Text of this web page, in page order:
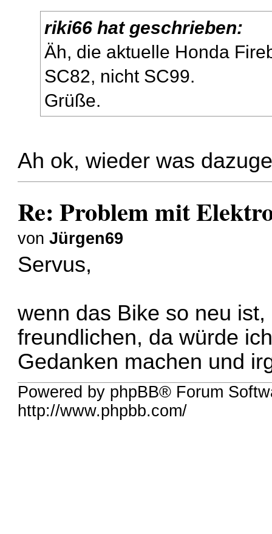
riki66 hat geschrieben:
Äh, die aktuelle Honda
SC82, nicht SC99.
Grüße.
Ah ok, wieder was
Re: Problem mit
vonJürgen69
Servus,
wenn das Bike so neu
freundlichen, da würde
Gedanken machen und
Powered by phpBB® Forum
http://www.phpbb.com/